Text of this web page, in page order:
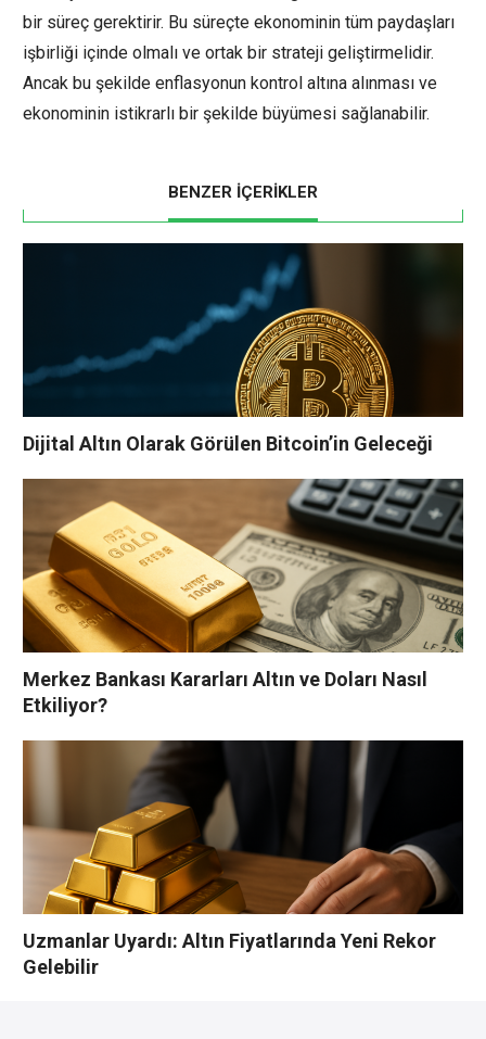
bir süreç gerektirir. Bu süreçte ekonominin tüm paydaşları
işbirliği içinde olmalı ve ortak bir strateji geliştirmelidir.
Ancak bu şekilde enflasyonun kontrol altına alınması ve
ekonominin istikrarlı bir şekilde büyümesi sağlanabilir.
BENZER İÇERİKLER
Dijital Altın Olarak Görülen Bitcoin’in Geleceği
Merkez Bankası Kararları Altın ve Doları Nasıl
Etkiliyor?
Uzmanlar Uyardı: Altın Fiyatlarında Yeni Rekor
Gelebilir